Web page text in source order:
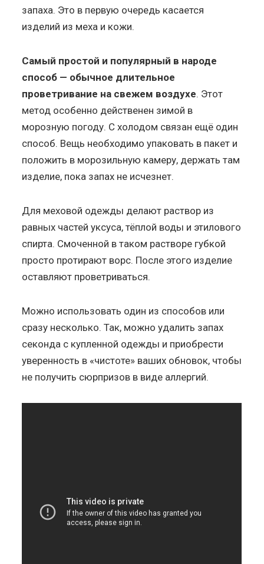
запаха. Это в первую очередь касается
изделий из меха и кожи.
Самый простой и популярный в народе
способ — обычное длительное
проветривание на свежем воздухе. Этот
метод особенно действенен зимой в
морозную погоду. С холодом связан ещё один
способ. Вещь необходимо упаковать в пакет и
положить в морозильную камеру, держать там
изделие, пока запах не исчезнет.
Для меховой одежды делают раствор из
равных частей уксуса, тёплой воды и этилового
спирта. Смоченной в таком растворе губкой
просто протирают ворс. После этого изделие
оставляют проветриваться.
Можно использовать один из способов или
сразу несколько. Так, можно удалить запах
секонда с купленной одежды и приобрести
уверенность в «чистоте» ваших обновок, чтобы
не получить сюрпризов в виде аллергий.